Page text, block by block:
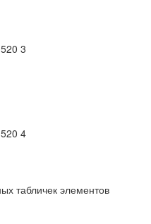
3
4
табличек элементов